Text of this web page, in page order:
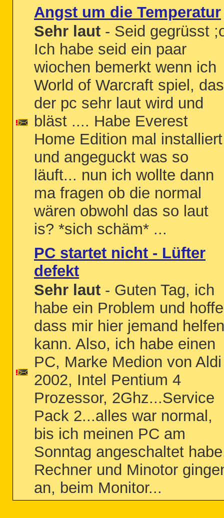
Angst um die Temperatur
Sehr laut - Seid gegrüsst
Ich habe seid ein paar
wiochen bemerkt wenn ich
World of Warcraft spiel,
der pc sehr laut wird und
bläst .... Habe Everest
Home Edition mal installiert
und angeguckt was so
läuft... nun ich wollte dann
ma fragen ob die normal
wären obwohl das so laut
is? *sich schäm* ...
PC startet nicht - Lüfter
defekt
Sehr laut - Guten Tag, ich
habe ein Problem und
dass mir hier jemand helfen
kann. Also, ich habe einen
PC, Marke Medion von Aldi
2002, Intel Pentium 4
Prozessor, 2Ghz...Service
Pack 2...alles war normal,
bis ich meinen PC am
Sonntag angeschaltet
Rechner und Minotor
an, beim Monitor...